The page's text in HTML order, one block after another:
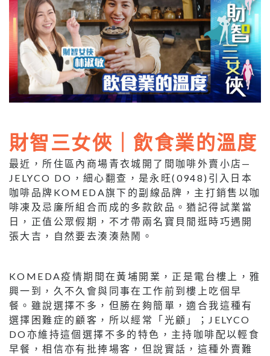
財智三女俠｜飲食業的溫度
最近，所住區內商場青衣城開了間咖啡外賣小店—
JELYCO DO，細心翻查，是永旺(0948)引入日本
咖啡品牌KOMEDA旗下的副線品牌，主打銷售以咖
啡凍及忌廉所組合而成的多款飲品。猶記得試業當
日，正值公眾假期，不才帶兩名寶貝閒逛時巧遇開
張大吉，自然要去湊湊熱鬧。
KOMEDA疫情期間在黃埔開業，正是電台樓上，雅
興一到，久不久會與同事在工作前到樓上吃個早
餐。雖說選擇不多，但勝在夠簡單，適合我這種有
選擇困難症的顧客，所以經常「光顧」；JELYCO
DO亦維持這個選擇不多的特色，主持咖啡配以輕食
早餐，相信亦有批捧場客，但說實話，這種外賣難